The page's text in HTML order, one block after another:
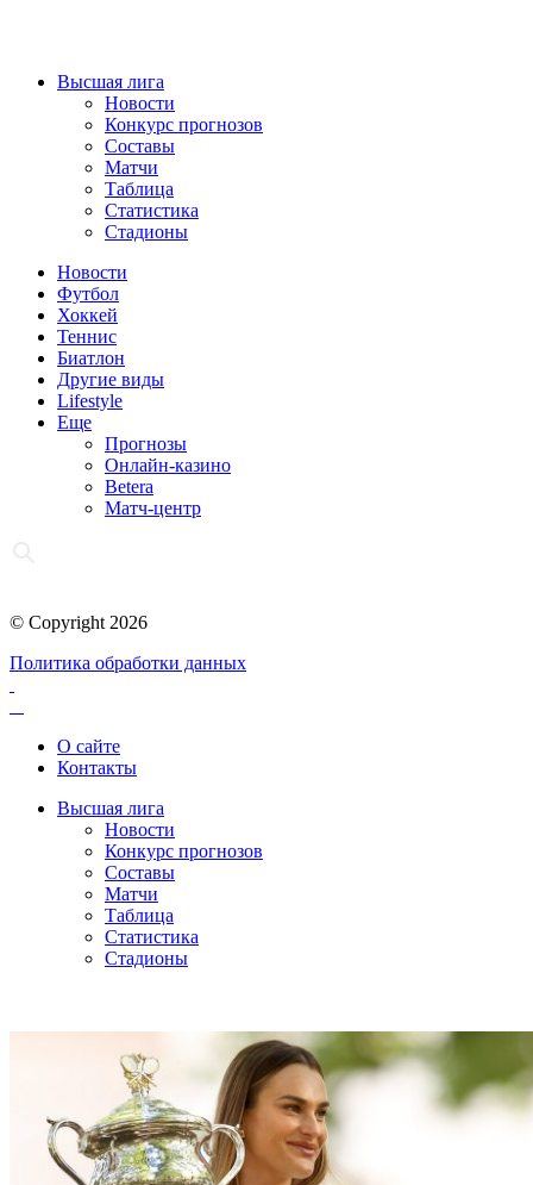
Высшая лига
Новости
Конкурс прогнозов
Составы
Матчи
Таблица
Статистика
Стадионы
Новости
Футбол
Хоккей
Теннис
Биатлон
Другие виды
Lifestyle
Еще
Прогнозы
Онлайн-казино
Betera
Матч-центр
© Copyright 2026
Политика обработки данных
О сайте
Контакты
Высшая лига
Новости
Конкурс прогнозов
Составы
Матчи
Таблица
Статистика
Стадионы